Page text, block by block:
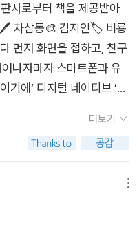
는 것.그리고 그 손을 잡아
'에 대한 이야기이다.자신
군가에게 자신의 목소리를
리를 누군가가 들어줬으
씩 오버랩된다.비룡소
었다고 말하는 이유에단순
이 '목소리' 또한 한 몫하지
사로부터 책을 제공받아
🖊️ 차삼동🎨 김지인🏷 비룡
먼저 화면을 접하고, 친구
나자마자 스마트폰과 유
기에‘ 디지털 네이티브 ’
인류이기도 합니다.초보 유
어주는 음악 “ 행운음원
자 수가 올랐으면 좋겠어
원하는 일이 차례로 이루어
할 수 없는 사건들이 따라
더보기